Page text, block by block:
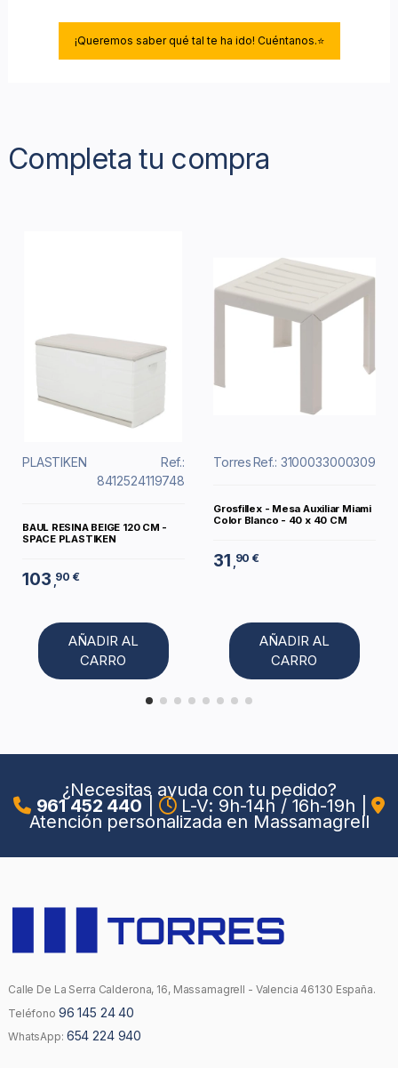
¡Queremos saber qué tal te ha ido! Cuéntanos.⭐
Completa tu compra
PLASTIKEN
Ref.:
8412524119748
BAUL RESINA BEIGE 120 CM -
SPACE PLASTIKEN
103 ,90 €
AÑADIR AL
CARRO
TorresRef.: 3100033000309
Grosfillex - Mesa Auxiliar Miami
Color Blanco - 40 x 40 CM
31 90 €
AÑADIR AL
CARRO
¿Necesitas ayuda con tu pedido?
961 452 440 L-V: 9h-14h / 16h-19h
Atención personalizada en Massamagrell
Calle De La Serra Calderona, 16, Massamagrell - Valencia 46130 España.
Teléfono 96 145 24 40
WhatsApp: 654 224 940